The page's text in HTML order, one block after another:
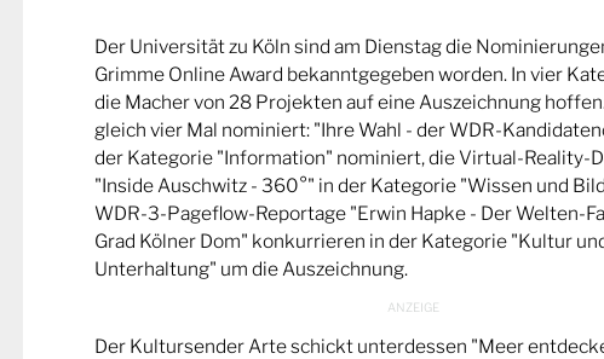
Der Universität zu Köln sind am Dienstag die
Grimme Online Award bekanntgegeben worden. In vier
die Macher von 28 Projekten auf eine Auszeichnung
gleich vier Mal nominiert: "Ihre Wahl - der WDR-
der Kategorie "Information" nominiert, die Virtual-Reality-
"Inside Auschwitz - 360°" in der Kategorie "Wissen und
WDR-3-Pageflow-Reportage "Erwin Hapke - Der Welten-
Grad Kölner Dom" konkurrieren in der Kategorie "Kultur
Unterhaltung" um die Auszeichnung.
Der Kultursender Arte schickt unterdessen "Meer